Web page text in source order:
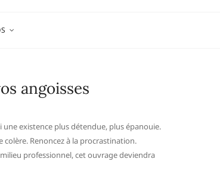
angoisses
existence plus détendue, plus épanouie.
Renoncez à la procrastination.
professionnel, cet ouvrage deviendra